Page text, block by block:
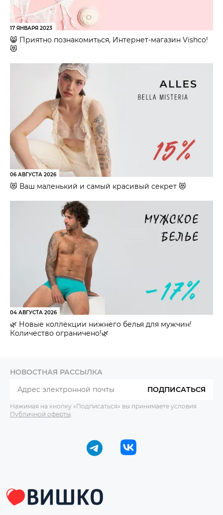
17 ЯНВАРЯ 2023
😸 Приятно познакомиться, Интернет-магазин Vishco!
😻
06 АВГУСТА 2026
😻 Ваш маленький и самый красивый секрет 😻
04 АВГУСТА 2026
🌿 Новые коллекции нижнего белья для мужчин!
Количество ограничено!🌿
НОВОСТНАЯ РАССЫЛКА
ПОДПИСАТЬСЯ
Нажимая на кнопку «Подписаться» вы принимаете условия
Публичной оферты